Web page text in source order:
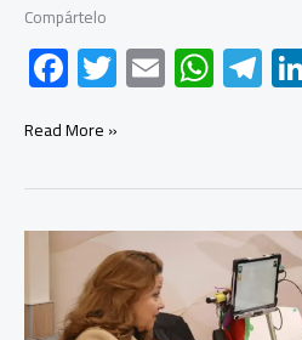
Compártelo
F
ac
e
b
o
ok
T
wi
er
E
m
W
h
s
A
p
p
Te
le
a
m
El
a
de
prisión
Read More »